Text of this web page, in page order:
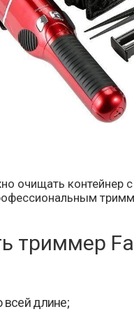
очищать
триммер
всей длине;